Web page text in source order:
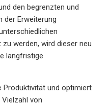
den begrenzten und
der Erweiterung
werden, wird dieser neu
langfristige
Produktivität und optimiert
von